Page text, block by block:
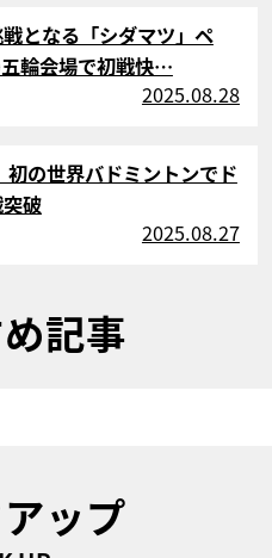
となる「シダマツ」ペ
輪会場で初戦快…
2025.08.28
の世界バドミントンでド
破
2025.08.27
記事
ップ